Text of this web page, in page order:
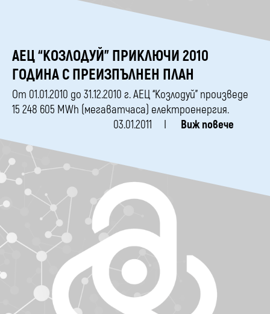
АЕЦ “КОЗЛОДУЙ” ПРИКЛЮЧИ 2010
ГОДИНА С ПРЕИЗПЪЛНЕН ПЛАН
От 01.01.2010 до 31.12.2010 г. АЕЦ “Козлодуй” произведе
15 248 605 MWh (мегаватчаса) електроенергия.
03.01.2011
Виж повече